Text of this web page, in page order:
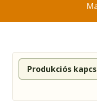
Produkciós